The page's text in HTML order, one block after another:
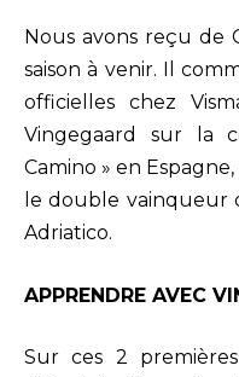
Nous avons reçu de
saison à venir. Il
officielles chez
Vingegaard sur la
Camino » en
le double vainqueur
Adriatico.
APPRENDRE AVEC
Sur ces 2